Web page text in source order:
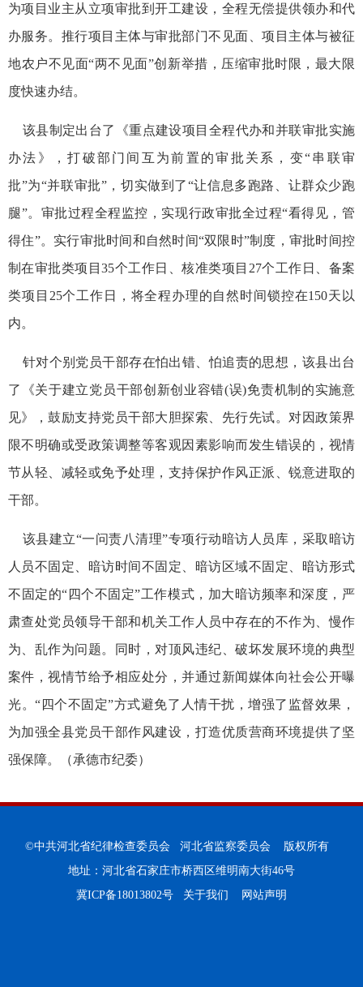
为项目业主从立项审批到开工建设，全程无偿提供领办和代
办服务。推行项目主体与审批部门不见面、项目主体与被征
地农户不见面“两不见面”创新举措，压缩审批时限，最大限
度快速办结。
该县制定出台了《重点建设项目全程代办和并联审批实施
办法》，打破部门间互为前置的审批关系，变“串联审
批”为“并联审批”，切实做到了“让信息多跑路、让群众少跑
腿”。审批过程全程监控，实现行政审批全过程“看得见，管
得住”。实行审批时间和自然时间“双限时”制度，审批时间控
制在审批类项目35个工作日、核准类项目27个工作日、备案
类项目25个工作日，将全程办理的自然时间锁控在150天以
内。
针对个别党员干部存在怕出错、怕追责的思想，该县出台
了《关于建立党员干部创新创业容错(误)免责机制的实施意
见》，鼓励支持党员干部大胆探索、先行先试。对因政策界
限不明确或受政策调整等客观因素影响而发生错误的，视情
节从轻、减轻或免予处理，支持保护作风正派、锐意进取的
干部。
该县建立“一问责八清理”专项行动暗访人员库，采取暗访
人员不固定、暗访时间不固定、暗访区域不固定、暗访形式
不固定的“四个不固定”工作模式，加大暗访频率和深度，严
肃查处党员领导干部和机关工作人员中存在的不作为、慢作
为、乱作为问题。同时，对顶风违纪、破坏发展环境的典型
案件，视情节给予相应处分，并通过新闻媒体向社会公开曝
光。“四个不固定”方式避免了人情干扰，增强了监督效果，
为加强全县党员干部作风建设，打造优质营商环境提供了坚
强保障。（承德市纪委）
©中共河北省纪律检查委员会 河北省监察委员会 版权所有
地址：河北省石家庄市桥西区维明南大街46号
冀ICP备18013802号
关于我们 网站声明